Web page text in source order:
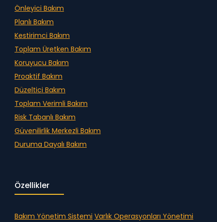
Önleyici Bakım
Planlı Bakım
Kestirimci Bakım
Toplam Üretken Bakım
Koruyucu Bakım
Proaktif Bakım
Düzeltici Bakım
Toplam Verimli Bakım
Risk Tabanlı Bakım
Güvenilirlik Merkezli Bakım
Duruma Dayalı Bakım
Özellikler
Bakım Yönetim Sistemi Varlık Operasyonları Yönetimi